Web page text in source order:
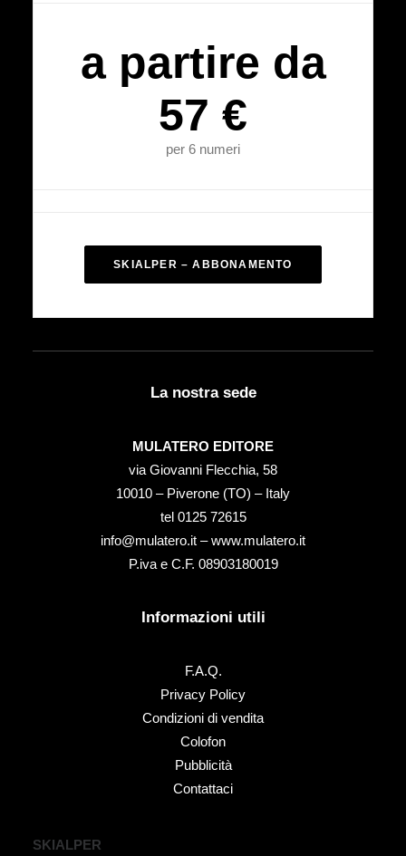
a partire da
57 €
per 6 numeri
SKIALPER – ABBONAMENTO
La nostra sede
MULATERO EDITORE
via Giovanni Flecchia, 58
10010 – Piverone (TO) – Italy
tel ‭0125 72615‬
info@mulatero.it –www.mulatero.it
P.iva e C.F. 08903180019
Informazioni utili
F.A.Q.
Privacy Policy
Condizioni di vendita
Colofon
Pubblicità
Contattaci
SKIALPER